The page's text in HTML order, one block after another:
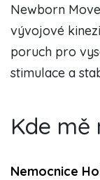
Newborn
vývojové
poruch pro
stimulace a
Kde mě
Nemocnice